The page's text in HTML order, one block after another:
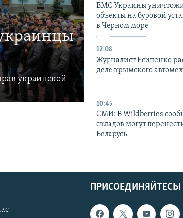
украинской
ВМС Украины
объекты на буровой
в Черном море
12:08
Журналист Есипенко
деле крымского
10:45
СМИ: В Wildberries
складов могут
Беларусь
ПРИСОЕДИНЯЙТЕСЬ!